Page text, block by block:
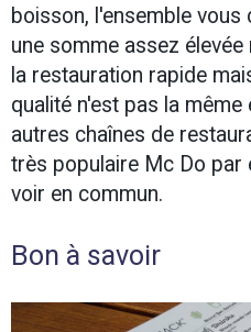
boisson, l'ensemble vous
une somme assez
la restauration rapide
qualité n'est pas la
autres chaînes de
très populaire Mc Do par
voir en commun.
Bon à savoir